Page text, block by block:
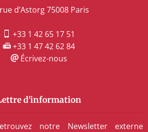
d’Astorg 75008 Paris
+33 1 42 65 17 51
+33 1 47 42 62 84
Écrivez-nous
d'information
notre Newsletter externe